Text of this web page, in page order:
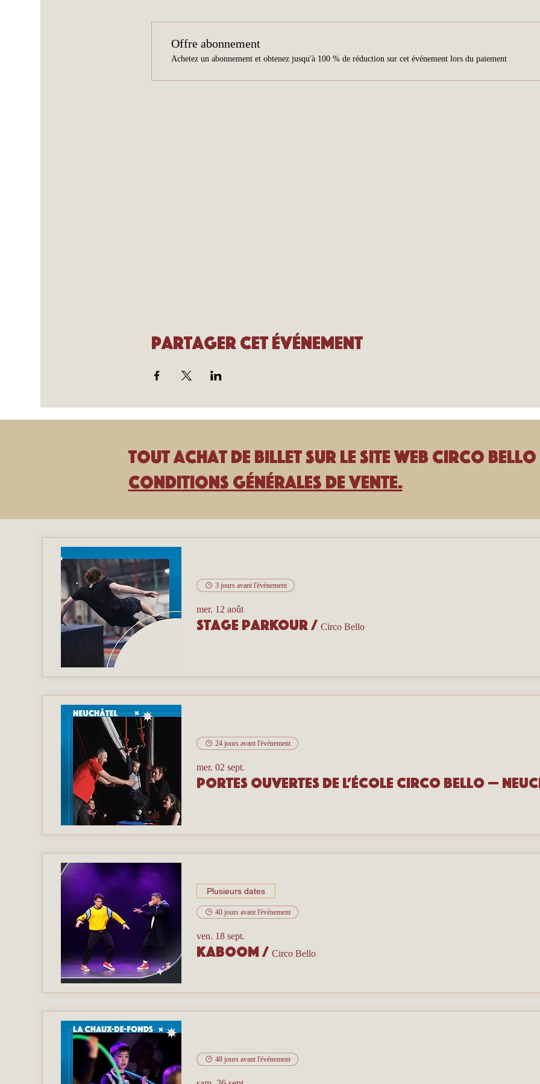
Offre abonnement
Achetez un abonnement et obtenez jusqu'à 100 % de réduction sur cet événement lors du paiement
Partager cet événement
Tout achat de billet sur le site Web Circo
Conditions générales de vente.
3 jours avant l'événement
mer. 12 août
Stage parkour/ Circo Bello
24 jours avant l'événement
mer. 02 sept.
Portes ouvertes de l’école Circo Bello —
Plusieurs dates
40 jours avant l'événement
ven. 18 sept.
Kaboom/ Circo Bello
48 jours avant l'événement